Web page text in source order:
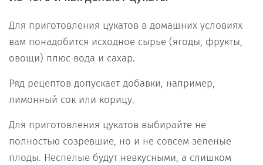
Для приготовления цукатов в домашних условиях
вам понадобится исходное сырье (ягоды, фрукты,
овощи) плюс вода и сахар.
Ряд рецептов допускает добавки, например,
лимонный сок или корицу.
Для приготовления цукатов выбирайте не
полностью созревшие, но и не совсем зеленые
плоды. Неспелые будут невкусными, а слишком